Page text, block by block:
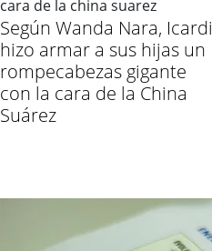
Según Wanda Nara, Icardi
hizo armar a sus hijas un
rompecabezas gigante
con la cara de la China
Suárez